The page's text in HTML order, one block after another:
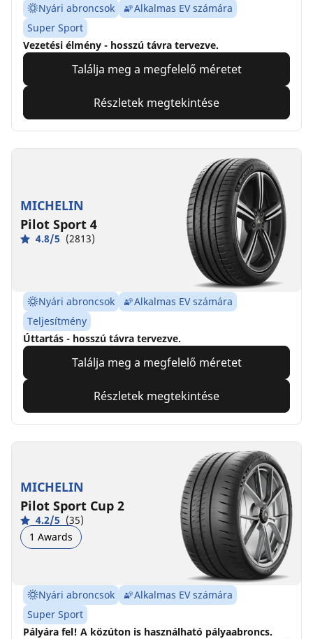
Nyári abroncsok
Alkalmas EV számára
Super Sport
Vezetési élmény - hosszú távra tervezve.
Találja meg a megfelelő méretet
Részletek megtekintése
MICHELIN
Pilot Sport 4
4.8/5 (2813)
Nyári abroncsok
Alkalmas EV számára
Teljesítmény
Úttartás - hosszú távra tervezve.
Találja meg a megfelelő méretet
Részletek megtekintése
MICHELIN
Pilot Sport Cup 2
4.2/5 (35)
1 Awards
Nyári abroncsok
Alkalmas EV számára
Super Sport
Pályára fel! A közúton is használható pályaabroncs.